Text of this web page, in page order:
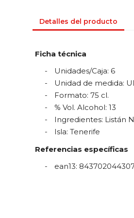
Detalles del producto
Ficha técnica
Unidades/Caja: 6
Unidad de medida:
Formato: 75 cl.
% Vol. Alcohol: 13
Ingredientes: Listán
Isla: Tenerife
Referencias específicas
ean13: